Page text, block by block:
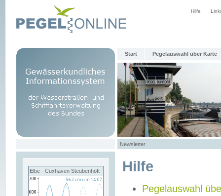
Hilfe
Start Pegelauswahl über Karte
Newsletter
Elbe - Cuxhaven Steubenhöft Hilfe
Pegelauswahl